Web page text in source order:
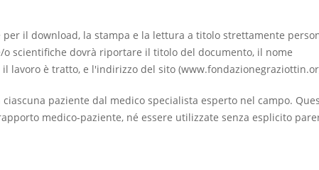
il download, la stampa e la lettura a titolo strettamente
scientifiche dovrà riportare il titolo del documento, il nome
è tratto, e l'indirizzo del sito
paziente dal medico specialista esperto nel campo.
medico-paziente, né essere utilizzate senza esplicito